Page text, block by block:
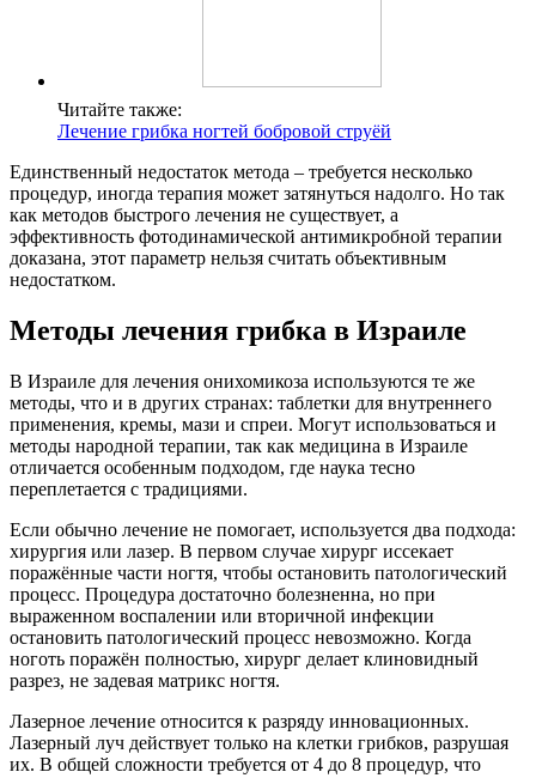
Читайте также:
Лечение грибка ногтей бобровой струёй
Единственный недостаток метода – требуется несколько
процедур, иногда терапия может затянуться надолго. Но так
как методов быстрого лечения не существует, а
эффективность фотодинамической антимикробной терапии
доказана, этот параметр нельзя считать объективным
недостатком.
Методы лечения грибка в Израиле
В Израиле для лечения онихомикоза используются те же
методы, что и в других странах: таблетки для внутреннего
применения, кремы, мази и спреи. Могут использоваться и
методы народной терапии, так как медицина в Израиле
отличается особенным подходом, где наука тесно
переплетается с традициями.
Если обычно лечение не помогает, используется два подхода:
хирургия или лазер. В первом случае хирург иссекает
поражённые части ногтя, чтобы остановить патологический
процесс. Процедура достаточно болезненна, но при
выраженном воспалении или вторичной инфекции
остановить патологический процесс невозможно. Когда
ноготь поражён полностью, хирург делает клиновидный
разрез, не задевая матрикс ногтя.
Лазерное лечение относится к разряду инновационных.
Лазерный луч действует только на клетки грибков, разрушая
их. В общей сложности требуется от 4 до 8 процедур, что